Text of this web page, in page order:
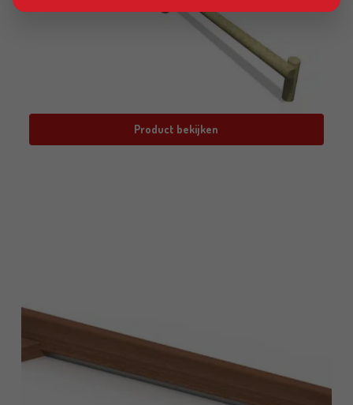
Product bekijken